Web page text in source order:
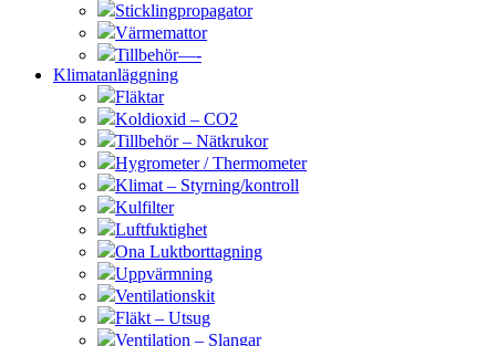
Sticklingpropagator
Värmemattor
Tillbehör—-
Klimatanläggning
Fläktar
Koldioxid – CO2
Tillbehör – Nätkrukor
Hygrometer / Thermometer
Klimat – Styrning/kontroll
Kulfilter
Luftfuktighet
Ona Luktborttagning
Uppvärmning
Ventilationskit
Fläkt – Utsug
Ventilation – Slangar